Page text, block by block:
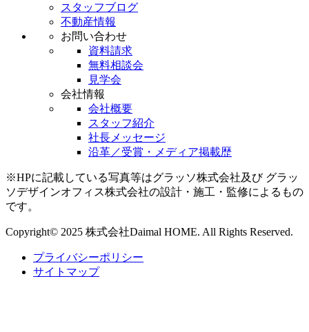
スタッフブログ
不動産情報
お問い合わせ
資料請求
無料相談会
見学会
会社情報
会社概要
スタッフ紹介
社長メッセージ
沿革／受賞・メディア掲載歴
※HPに記載している写真等はグラッソ株式会社及び グラッ
ソデザインオフィス株式会社の設計・施工・監修によるもの
です。
Copyright© 2025 株式会社Daimal HOME. All Rights Reserved.
プライバシーポリシー
サイトマップ